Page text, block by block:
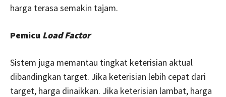
harga terasa semakin tajam.
Pemicu Load Factor
Sistem juga memantau tingkat keterisian aktual
dibandingkan target. Jika keterisian lebih cepat dari
target, harga dinaikkan. Jika keterisian lambat, harga